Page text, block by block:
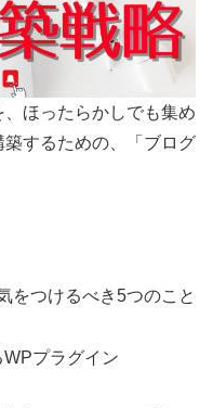
ほったらかしでも集め
するための、「ブログ
をつけるべき5つのこと
プラグイン